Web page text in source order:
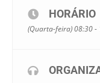
HORÁRIO
(Quarta-feira) 08:30 -